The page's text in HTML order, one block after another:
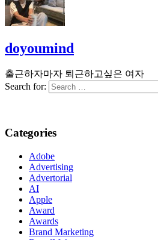
doyoumind
출근하자마자 퇴근하고싶은 여자
Search for:
Categories
Adobe
Advertising
Advertorial
AI
Apple
Award
Awards
Brand Marketing